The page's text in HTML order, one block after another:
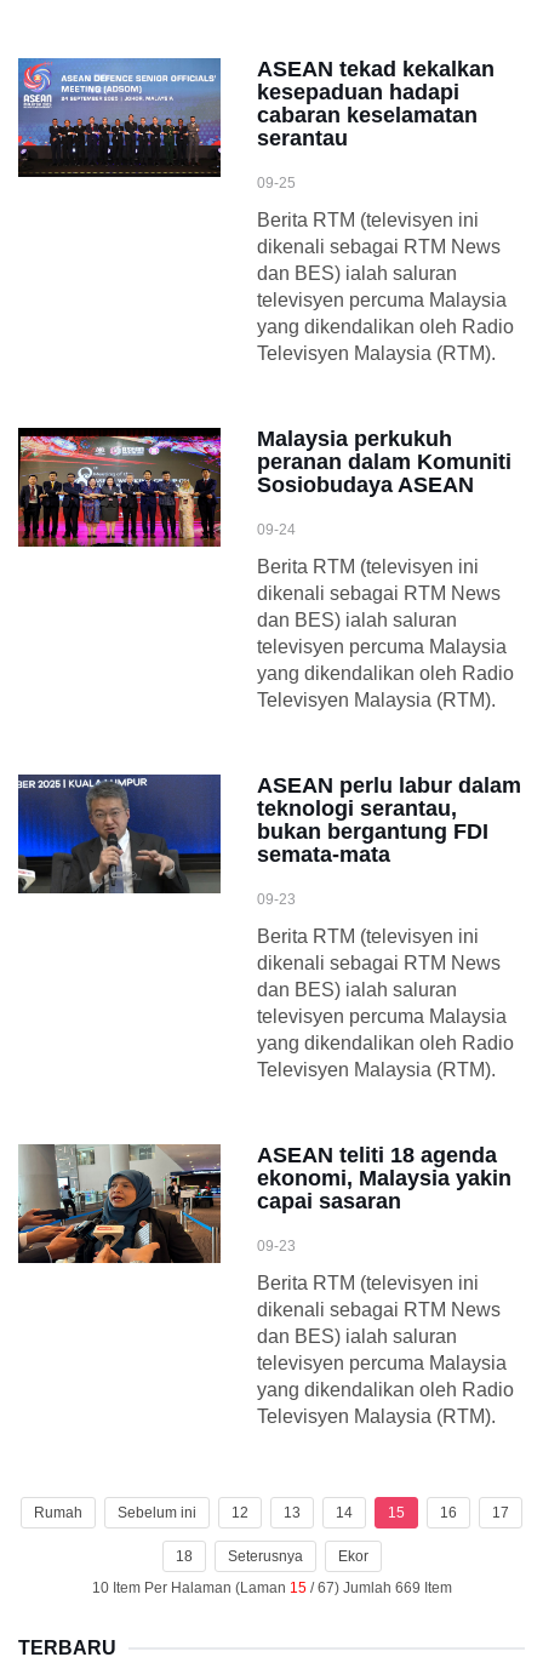
ASEAN tekad kekalkan
kesepaduan hadapi
cabaran keselamatan
serantau
09-25
Berita RTM (televisyen ini
dikenali sebagai RTM News
dan BES) ialah saluran
televisyen percuma Malaysia
yang dikendalikan oleh Radio
Televisyen Malaysia (RTM).
Malaysia perkukuh
peranan dalam Komuniti
Sosiobudaya ASEAN
09-24
Berita RTM (televisyen ini
dikenali sebagai RTM News
dan BES) ialah saluran
televisyen percuma Malaysia
yang dikendalikan oleh Radio
Televisyen Malaysia (RTM).
ASEAN perlu labur dalam
teknologi serantau,
bukan bergantung FDI
semata-mata
09-23
Berita RTM (televisyen ini
dikenali sebagai RTM News
dan BES) ialah saluran
televisyen percuma Malaysia
yang dikendalikan oleh Radio
Televisyen Malaysia (RTM).
ASEAN teliti 18 agenda
ekonomi, Malaysia yakin
capai sasaran
09-23
Berita RTM (televisyen ini
dikenali sebagai RTM News
dan BES) ialah saluran
televisyen percuma Malaysia
yang dikendalikan oleh Radio
Televisyen Malaysia (RTM).
Rumah Sebelum ini 12 13 14 15 16 17
18 Seterusnya
Ekor
10 Item Per Halaman (Laman 15/ 67) Jumlah 669 Item
TERBARU